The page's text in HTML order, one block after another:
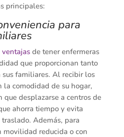
principales:
para
de tener enfermeras
que proporcionan tanto
sus familiares. Al recibir los
la comodidad de su hogar,
que desplazarse a centros de
ahorra tiempo y evita
Además, para
movilidad reducida o con